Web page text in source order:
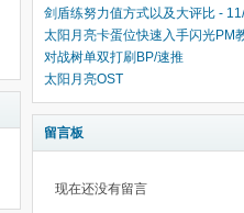
剑盾练努力值方式以及大评比 -
太阳月亮卡蛋位快速入手闪光PM
对战树单双打刷BP/速推
太阳月亮OST
留言板
现在还没有留言